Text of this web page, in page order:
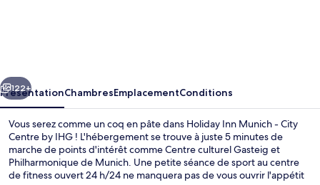
City
Centre
by
IHG
Suivant
122+
PrésentationChambresEmplacementConditions
Vous serez comme un coq en pâte dans Holiday Inn Munich - City
Centre by IHG ! L'hébergement se trouve à juste 5 minutes de
marche de points d'intérêt comme Centre culturel Gasteig et
Philharmonique de Munich. Une petite séance de sport au centre
de fitness ouvert 24 h/24 ne manquera pas de vous ouvrir l'appétit